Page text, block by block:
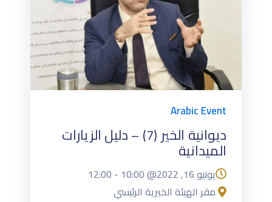
Arabic Event
ديوانية الخير (7) – دليل الزيارات
الميدانية
يونيو 16, 2022@ 10:00
-
12:00
مقر الهيئة الخيرية الرئيسي